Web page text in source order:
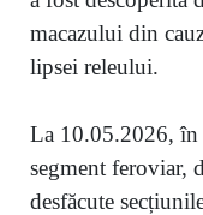
macazului din
lipsei releului.
La 10.05.2026, în
segment feroviar,
desfăcute